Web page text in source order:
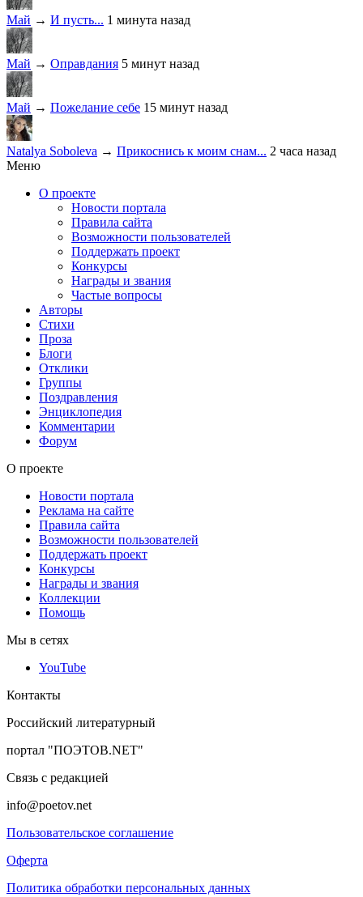
Май → И пусть... 1 минута назад
Май → Оправдания 5 минут назад
Май → Пожелание себе 15 минут назад
Natalya Soboleva → Прикоснись к моим снам... 2 часа назад
Меню
О проекте
Новости портала
Правила сайта
Возможности пользователей
Поддержать проект
Конкурсы
Награды и звания
Частые вопросы
Авторы
Стихи
Проза
Блоги
Отклики
Группы
Поздравления
Энциклопедия
Комментарии
Форум
О проекте
Новости портала
Реклама на сайте
Правила сайта
Возможности пользователей
Поддержать проект
Конкурсы
Награды и звания
Коллекции
Помощь
Мы в сетях
YouTube
Контакты
Российский литературный
портал "ПОЭТОВ.NET"
Связь с редакцией
info@poetov.net
Пользовательское соглашение
Оферта
Политика обработки персональных данных